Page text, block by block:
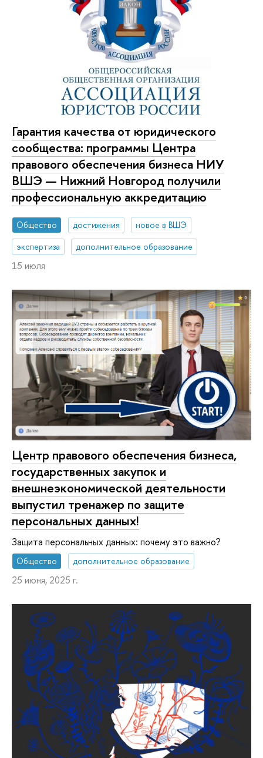
Гарантия качества от юридического
сообщества: программы Центра
правового обеспечения бизнеса НИУ
ВШЭ — Нижний Новгород получили
профессиональную аккредитацию
Общество достижения
новое в ВШЭ
экспертиза
дополнительное образование
15 июля
Центр правового обеспечения бизнеса,
государственных закупок и
внешнеэкономической деятельности
выпустил тренажер по защите
персональных данных!
Защита персональных данных: почему это важно?
Общество дополнительное образование
25 июня, 2025 г.